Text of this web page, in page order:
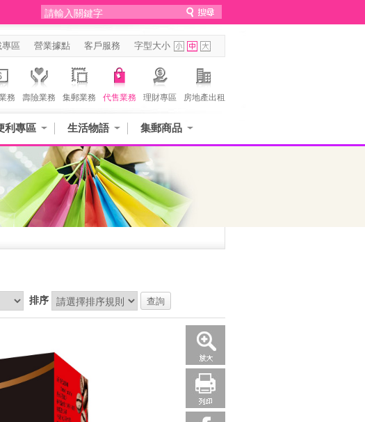
區 營業據點 客戶服務 字型大小
務 壽險業務 集郵業務 代售業務 理財專區 房地產出租
利專區 生活物語 集郵商品
排序